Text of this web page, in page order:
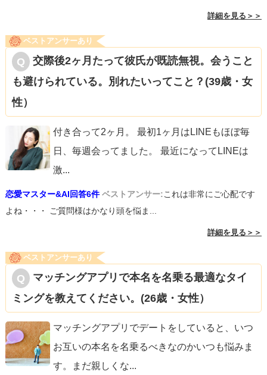
詳細を見る＞＞
ベストアンサーあり
交際後2ヶ月たって彼氏が既読無視。会うこと
も避けられている。別れたいってこと？(39歳・女
性）
付き合って2ヶ月。 最初1ヶ月はLINEもほぼ毎
日、毎週会ってました。 最近になってLINEは
激...
恋愛マスター&AI回答6件 ベストアンサー:これは非常にご心配です
よね・・・ ご質問様はかなり頭を悩ま...
詳細を見る＞＞
ベストアンサーあり
マッチングアプリで本名を名乗る最適なタイ
ミングを教えてください。(26歳・女性）
マッチングアプリでデートをしていると、いつ
お互いの本名を名乗るべきなのかいつも悩みま
す。まだ親しくな...